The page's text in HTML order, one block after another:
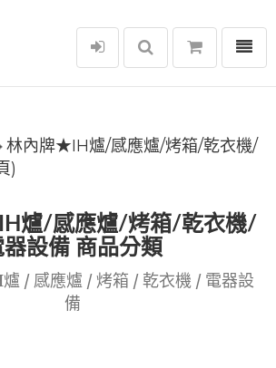
選單
林內牌★IH爐/感應爐/烤箱/乾衣機/
)
爐/感應爐/烤箱/乾衣機/
器設備 商品分類
/ 感應爐 / 烤箱 / 乾衣機 / 電器設
備